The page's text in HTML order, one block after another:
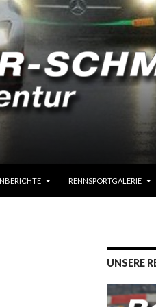
RENNSPORTGALERIE
UNSERE